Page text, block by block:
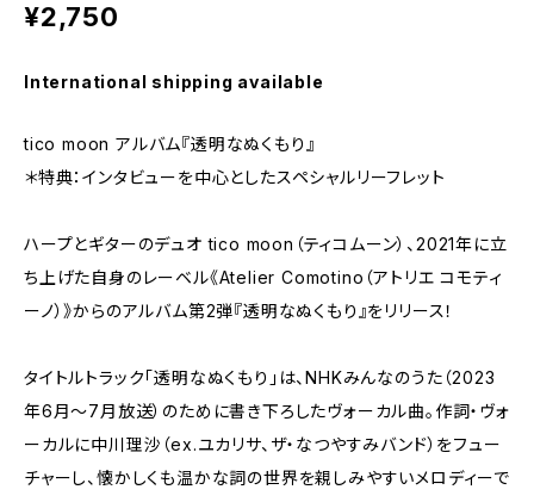
¥2,750
International shipping available
tico moon アルバム『透明なぬくもり』
＊特典：インタビューを中心としたスペシャルリーフレット
ハープとギターのデュオ tico moon（ティコムーン）、2021年に立
ち上げた自身のレーベル《Atelier Comotino（アトリエ コモティ
ーノ）》からのアルバム第2弾『透明なぬくもり』をリリース！
タイトルトラック「透明なぬくもり」は、NHKみんなのうた（2023
年6月〜7月放送）のために書き下ろしたヴォーカル曲。作詞・ヴォ
ーカルに中川理沙（ex.ユカリサ、ザ・なつやすみバンド）をフュー
チャーし、懐かしくも温かな詞の世界を親しみやすいメロディーで